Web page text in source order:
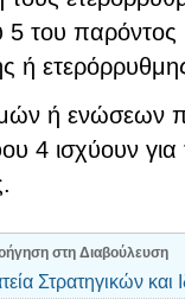
του παρόντος
ετερόρρυθμης
ή
4 ισχύουν για
στη Διαβούλευση
Στρατηγικών